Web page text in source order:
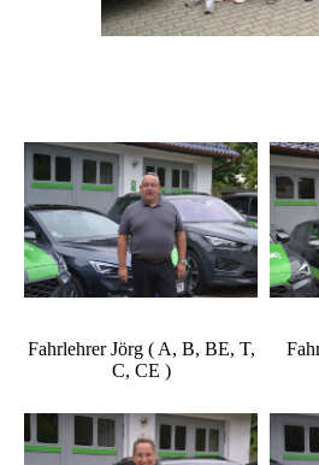
Fahrlehrer Jörg ( A, B, BE, T,
C, CE )